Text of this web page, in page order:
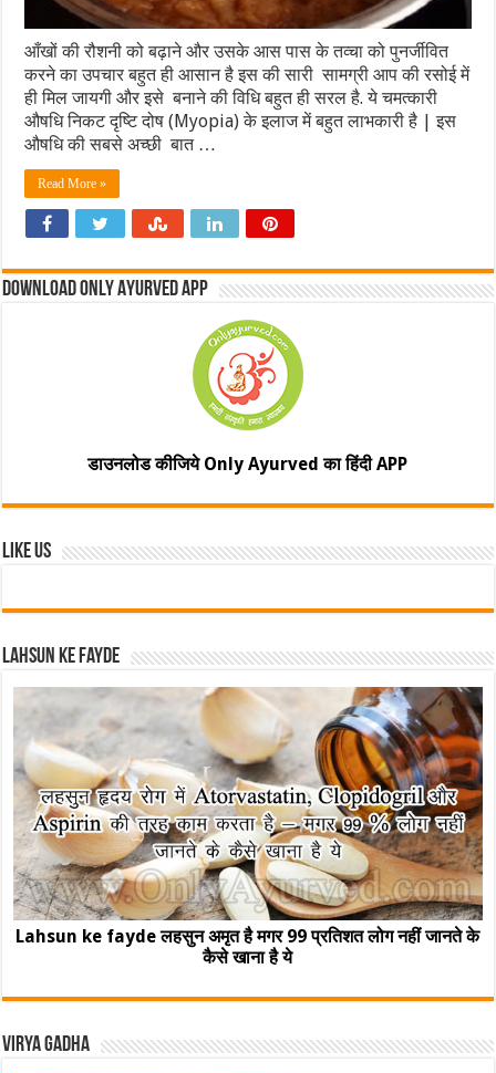
आँखों की रौशनी को बढ़ाने और उसके आस पास के तव्चा को पुनर्जीवित
करने का उपचार बहुत ही आसान है इस की सारी सामग्री आप की रसोई में
ही मिल जायगी और इसे बनाने की विधि बहुत ही सरल है. ये चमत्कारी
औषधि निकट दृष्टि दोष (Myopia) के इलाज में बहुत लाभकारी है | इस
औषधि की सबसे अच्छी बात …
Read More »
Download Only Ayurved App
डाउनलोड कीजिये Only Ayurved का हिंदी APP
Like Us
Lahsun ke fayde
Lahsun ke fayde लहसुन अमृत है मगर 99 प्रतिशत लोग नहीं जानते के
कैसे खाना है ये
Virya Gadha